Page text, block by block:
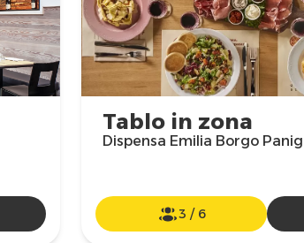
Tablo in zona
Dispensa Emilia Borgo
3 / 6